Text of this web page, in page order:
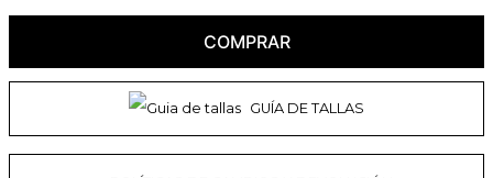
COMPRAR
GUÍA DE TALLAS